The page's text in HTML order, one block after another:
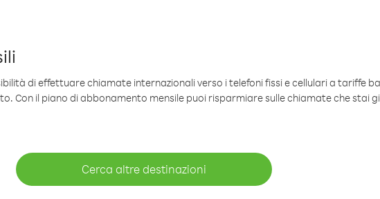
di effettuare chiamate internazionali verso i telefoni fissi e cellulari a tariffe
Con il piano di abbonamento mensile puoi risparmiare sulle chiamate che stai
Cerca altre destinazioni